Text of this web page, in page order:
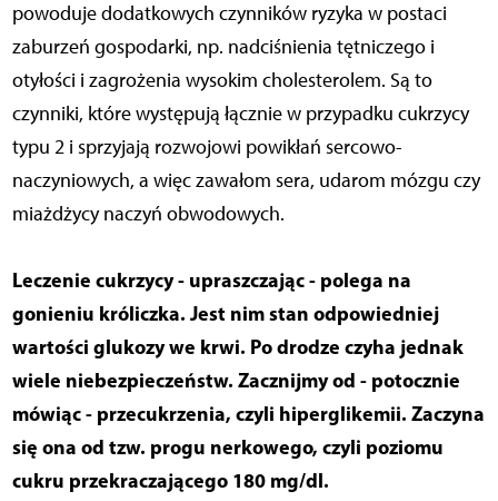
powoduje dodatkowych czynników ryzyka w postaci
zaburzeń gospodarki, np. nadciśnienia tętniczego i
otyłości i zagrożenia wysokim cholesterolem. Są to
czynniki, które występują łącznie w przypadku cukrzycy
typu 2 i sprzyjają rozwojowi powikłań sercowo-
naczyniowych, a więc zawałom sera, udarom mózgu czy
miażdżycy naczyń obwodowych.
Leczenie cukrzycy - upraszczając - polega na
gonieniu króliczka. Jest nim stan odpowiedniej
wartości glukozy we krwi. Po drodze czyha jednak
wiele niebezpieczeństw. Zacznijmy od - potocznie
mówiąc - przecukrzenia, czyli hiperglikemii. Zaczyna
się ona od tzw. progu nerkowego, czyli poziomu
cukru przekraczającego 180 mg/dl.